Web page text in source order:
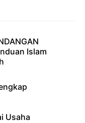
Islam
Usaha